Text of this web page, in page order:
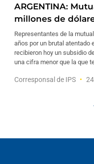
ARGENTINA:
millones de
Representantes de la
años por un brutal atentado
recibieron hoy un subsidio
una cifra menor que la que
Corresponsal de IPS